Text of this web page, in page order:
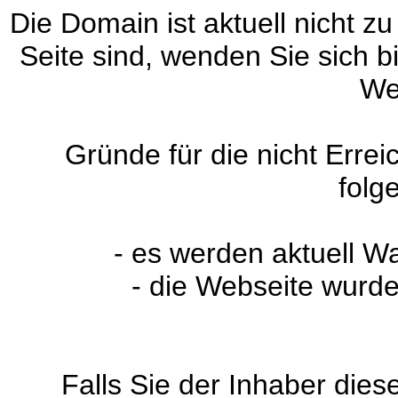
Die Domain ist aktuell nicht
Seite sind, wenden Sie sich
Gründe für die nicht
- es werden aktuell
- die Webseite
Falls Sie der Inhaber